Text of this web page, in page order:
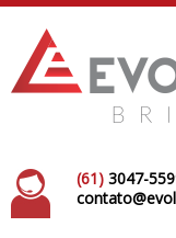
(61) 3047-